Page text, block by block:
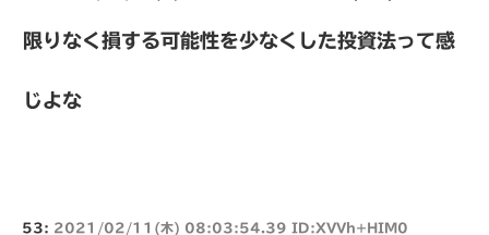
限りなく損する可能性を少なくした投資法って感
じよな
53: 2021/02/11(木) 08:03:54.39 ID:XVVh+HIM0